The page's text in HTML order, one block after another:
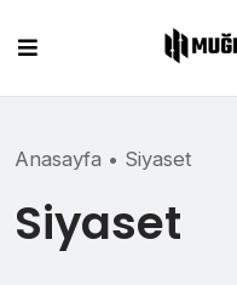
content
Anasayfa • Siyaset
Siyaset